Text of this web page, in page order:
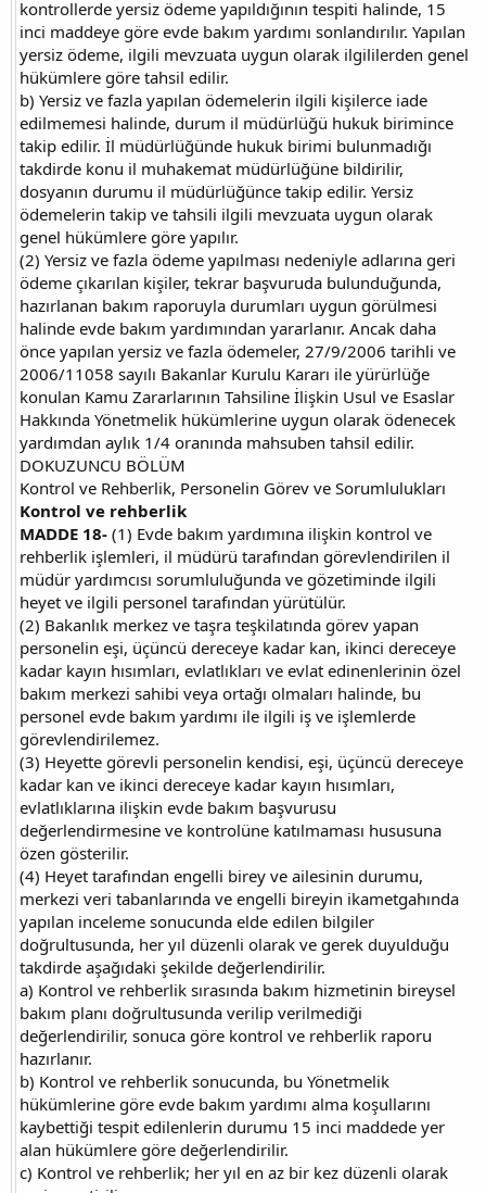
kontrollerde yersiz ödeme yapıldığının tespiti halinde, 15
inci maddeye göre evde bakım yardımı sonlandırılır. Yapılan
yersiz ödeme, ilgili mevzuata uygun olarak ilgililerden genel
hükümlere göre tahsil edilir.
b) Yersiz ve fazla yapılan ödemelerin ilgili kişilerce iade
edilmemesi halinde, durum il müdürlüğü hukuk birimince
takip edilir. İl müdürlüğünde hukuk birimi bulunmadığı
takdirde konu il muhakemat müdürlüğüne bildirilir,
dosyanın durumu il müdürlüğünce takip edilir. Yersiz
ödemelerin takip ve tahsili ilgili mevzuata uygun olarak
genel hükümlere göre yapılır.
(2) Yersiz ve fazla ödeme yapılması nedeniyle adlarına geri
ödeme çıkarılan kişiler, tekrar başvuruda bulunduğunda,
hazırlanan bakım raporuyla durumları uygun görülmesi
halinde evde bakım yardımından yararlanır. Ancak daha
önce yapılan yersiz ve fazla ödemeler, 27/9/2006 tarihli ve
2006/11058 sayılı Bakanlar Kurulu Kararı ile yürürlüğe
konulan Kamu Zararlarının Tahsiline İlişkin Usul ve Esaslar
Hakkında Yönetmelik hükümlerine uygun olarak ödenecek
yardımdan aylık 1/4 oranında mahsuben tahsil edilir.
DOKUZUNCU BÖLÜM
Kontrol ve Rehberlik, Personelin Görev ve Sorumlulukları
Kontrol ve rehberlik
MADDE 18- (1) Evde bakım yardımına ilişkin kontrol ve
rehberlik işlemleri, il müdürü tarafından görevlendirilen il
müdür yardımcısı sorumluluğunda ve gözetiminde ilgili
heyet ve ilgili personel tarafından yürütülür.
(2) Bakanlık merkez ve taşra teşkilatında görev yapan
personelin eşi, üçüncü dereceye kadar kan, ikinci dereceye
kadar kayın hısımları, evlatlıkları ve evlat edinenlerinin özel
bakım merkezi sahibi veya ortağı olmaları halinde, bu
personel evde bakım yardımı ile ilgili iş ve işlemlerde
görevlendirilemez.
(3) Heyette görevli personelin kendisi, eşi, üçüncü dereceye
kadar kan ve ikinci dereceye kadar kayın hısımları,
evlatlıklarına ilişkin evde bakım başvurusu
değerlendirmesine ve kontrolüne katılmaması hususuna
özen gösterilir.
(4) Heyet tarafından engelli birey ve ailesinin durumu,
merkezi veri tabanlarında ve engelli bireyin ikametgahında
yapılan inceleme sonucunda elde edilen bilgiler
doğrultusunda, her yıl düzenli olarak ve gerek duyulduğu
takdirde aşağıdaki şekilde değerlendirilir.
a) Kontrol ve rehberlik sırasında bakım hizmetinin bireysel
bakım planı doğrultusunda verilip verilmediği
değerlendirilir, sonuca göre kontrol ve rehberlik raporu
hazırlanır.
b) Kontrol ve rehberlik sonucunda, bu Yönetmelik
hükümlerine göre evde bakım yardımı alma koşullarını
kaybettiği tespit edilenlerin durumu 15 inci maddede yer
alan hükümlere göre değerlendirilir.
c) Kontrol ve rehberlik; her yıl en az bir kez düzenli olarak